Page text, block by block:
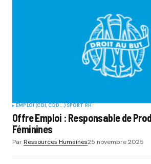
EMPLOI (CDI, CDD...)SPORT RH
Offre Emploi : Responsable de
Féminines
ParRessources Humaines25 novembre 2025